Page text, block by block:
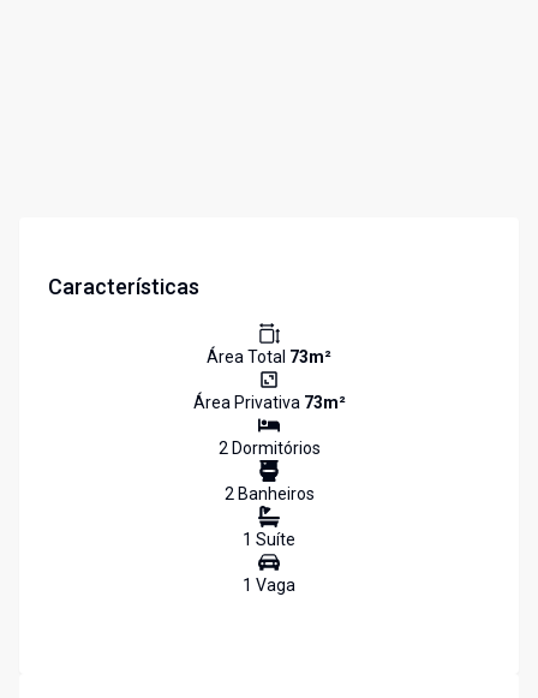
Características
Área Total 73m²
Área Privativa 73m²
2Dormitórios
2Banheiros
1 Suíte
1 Vaga